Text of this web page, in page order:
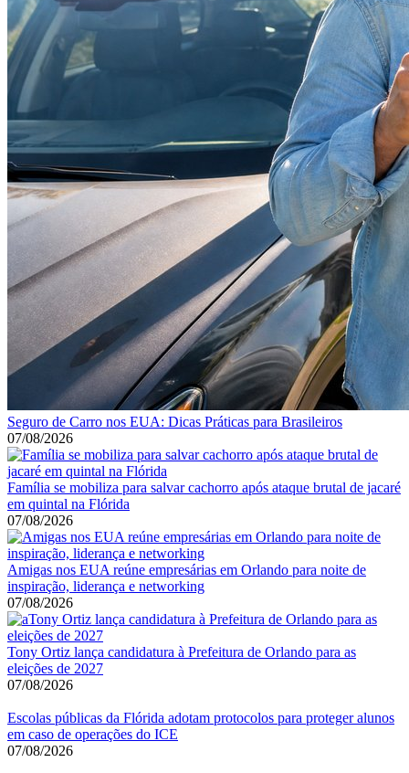
Seguro de Carro nos EUA: Dicas Práticas para Brasileiros
07/08/2026
Família se mobiliza para salvar cachorro após ataque brutal de jacaré
em quintal na Flórida
07/08/2026
Amigas nos EUA reúne empresárias em Orlando para noite de
inspiração, liderança e networking
07/08/2026
Tony Ortiz lança candidatura à Prefeitura de Orlando para as
eleições de 2027
07/08/2026
Escolas públicas da Flórida adotam protocolos para proteger alunos
em caso de operações do ICE
07/08/2026